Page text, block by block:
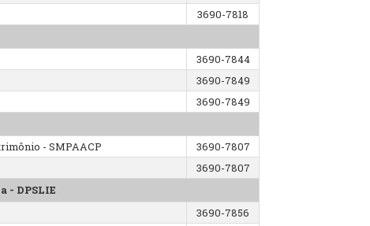
3690-7818
3690-7844
3690-7849
3690-7849
- SMPAACP
3690-7807
3690-7807
- DPSLIE
3690-7856